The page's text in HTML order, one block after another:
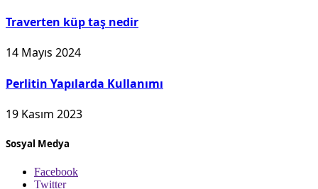
Traverten küp taş nedir
14 Mayıs 2024
Perlitin Yapılarda Kullanımı
19 Kasım 2023
Sosyal Medya
Facebook
Twitter